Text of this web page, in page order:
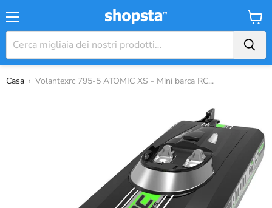
Casa › Volantexrc 795-5 ATOMIC XS - Mini barca RC...